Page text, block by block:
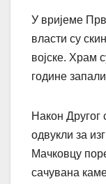
У вријеме
власти су
војске. Храм
године
Након Другог
одвукли за
Мачковцу
сачувана